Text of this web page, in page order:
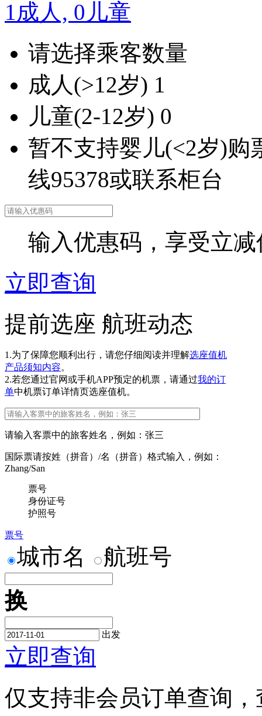
1成人, 0 儿童
请选择乘客数量
成人(>12岁) 1
儿童(2-12岁) 0
暂不支持婴儿(<2岁)购
线95378或联系柜台
输入优惠码，享受立
立即查询
提前选座 航班动态
1.为了保障您顺利出行，请您仔细阅读并理解选座值机
产品须知内容。
2.若您通过官网或手机APP预定的机票，请通过我的订
单中机票订单详情页选座值机。
请输入客票中的旅客姓名，例如：张三
国际票请按姓（拼音）/名（拼音）格式输入，例如：
Zhang/San
票号
身份证号
护照号
票号
票号
身份证号
获取短信验证码
城市名
航班号
换
出发
立即查询
仅支持非会员订单查询